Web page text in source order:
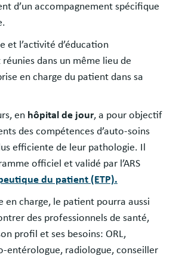
d’un accompagnement spécifique
et l’activité d’éducation
dans un même lieu de
en charge du patient dans sa
en hôpital de jour, a pour objectif
des compétences d’auto-soins
efficiente de leur pathologie. Il
officiel et validé par l’ARS
du patient (ETP).
en charge, le patient pourra aussi
des professionnels de santé,
profil et ses besoins: ORL,
entérologue, radiologue, conseiller